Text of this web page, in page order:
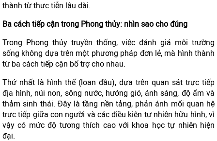
thành từ thực tiễn lâu dài.
Ba cách tiếp cận trong Phong thủy: nhìn sao cho đúng
Trong Phong thủy truyền thống, việc đánh giá môi trường
sống không dựa trên một phương pháp đơn lẻ, mà hình thành
từ ba cách tiếp cận bổ trợ cho nhau.
Thứ nhất là hình thế (loan đầu), dựa trên quan sát trực tiếp
địa hình, núi non, sông nước, hướng gió, ánh sáng, độ ẩm và
thảm sinh thái. Đây là tầng nền tảng, phản ánh mối quan hệ
trực tiếp giữa con người và các điều kiện tự nhiên hữu hình, vì
vậy có mức độ tương thích cao với khoa học tự nhiên hiện
đại.